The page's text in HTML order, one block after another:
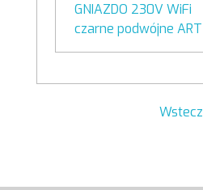
GNIAZDO 230V WiFi
czarne podwójne ART
Wstecz